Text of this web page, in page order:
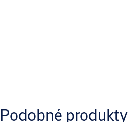
Podobné produkty